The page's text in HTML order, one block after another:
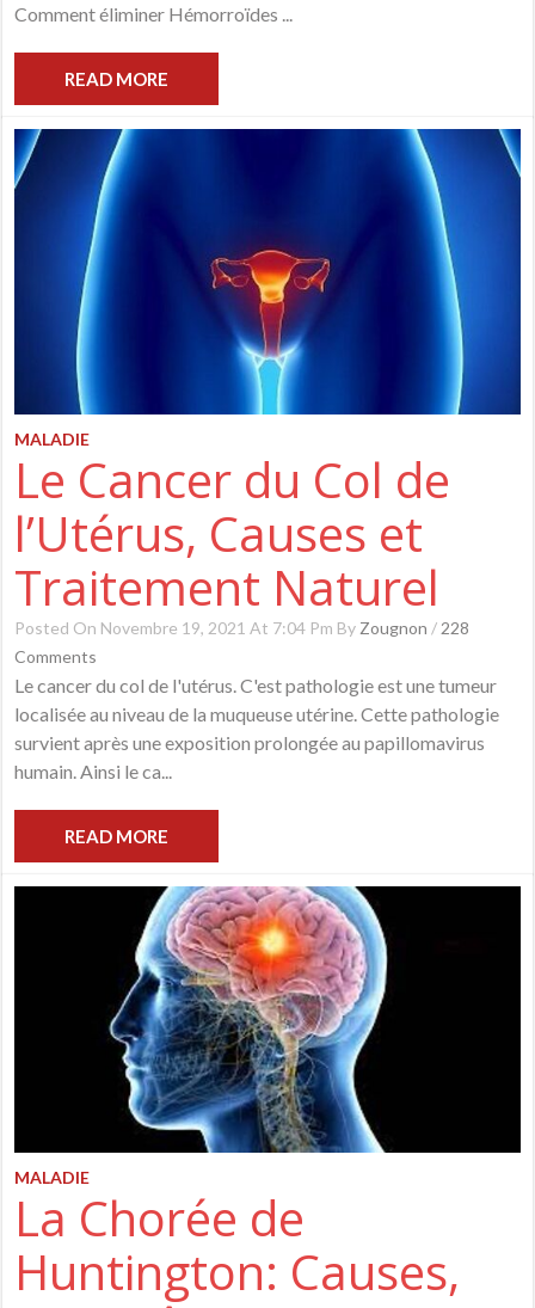
Comment éliminer Hémorroïdes ...
READ MORE
MALADIE
Le Cancer du Col de
l’Utérus, Causes et
Traitement Naturel
Posted On Novembre 19, 2021 At 7:04 Pm ByZougnon /228
Comments
Le cancer du col de l'utérus. C'est pathologie est une tumeur
localisée au niveau de la muqueuse utérine. Cette pathologie
survient après une exposition prolongée au papillomavirus
humain. Ainsi le ca...
READ MORE
MALADIE
La Chorée de
Huntington: Causes,